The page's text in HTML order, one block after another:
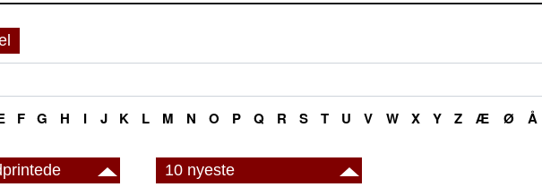
F G H I J K L M N O P Q R S T U V W X Y Z Æ Ø Å
10 nyeste